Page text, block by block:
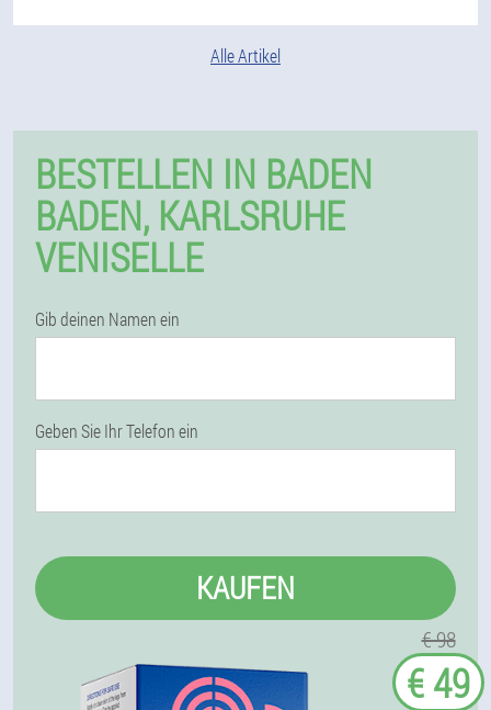
Alle Artikel
BESTELLEN IN BADEN
BADEN, KARLSRUHE
VENISELLE
Gib deinen Namen ein
Geben Sie Ihr Telefon ein
KAUFEN
€ 98
€ 49